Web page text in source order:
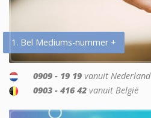
1. Bel Mediums-nummer +
0909 - 19 19 vanuit Nederland
0903 - 416 42 vanuit België